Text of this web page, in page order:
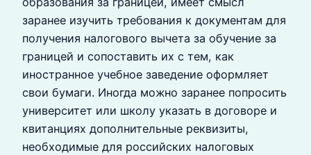
заранее изучить требования к документам для
получения налогового вычета за обучение за
границей и сопоставить их с тем, как
иностранное учебное заведение оформляет
свои бумаги. Иногда можно заранее попросить
университет или школу указать в договоре и
квитанциях дополнительные реквизиты,
необходимые для российских налоговых